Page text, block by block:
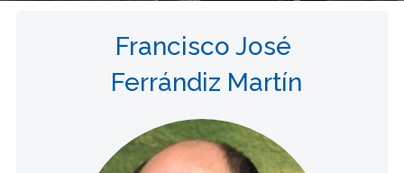
Francisco José
Ferrándiz Martín